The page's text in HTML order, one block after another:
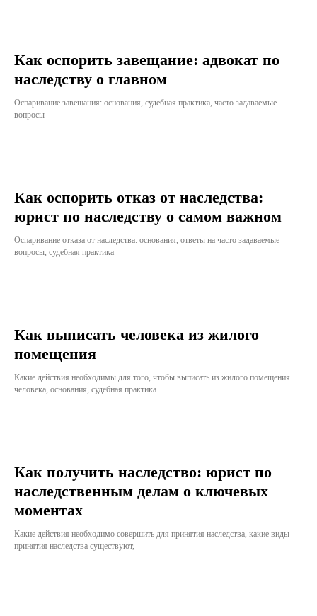
Как оспорить завещание: адвокат по
наследству о главном
Оспаривание завещания: основания, судебная практика, часто задаваемые
вопросы
Как оспорить отказ от наследства:
юрист по наследству о самом важном
Оспаривание отказа от наследства: основания, ответы на часто задаваемые
вопросы, судебная практика
Как выписать человека из жилого
помещения
Какие действия необходимы для того, чтобы выписать из жилого помещения
человека, основания, судебная практика
Как получить наследство: юрист по
наследственным делам о ключевых
моментах
Какие действия необходимо совершить для принятия наследства, какие виды
принятия наследства существуют,